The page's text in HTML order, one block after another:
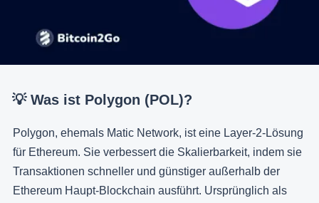
💡 Was ist Polygon (POL)?
Polygon, ehemals Matic Network, ist eine Layer-2-Lösung
für Ethereum. Sie verbessert die Skalierbarkeit, indem sie
Transaktionen schneller und günstiger außerhalb der
Ethereum Haupt-Blockchain ausführt. Ursprünglich als